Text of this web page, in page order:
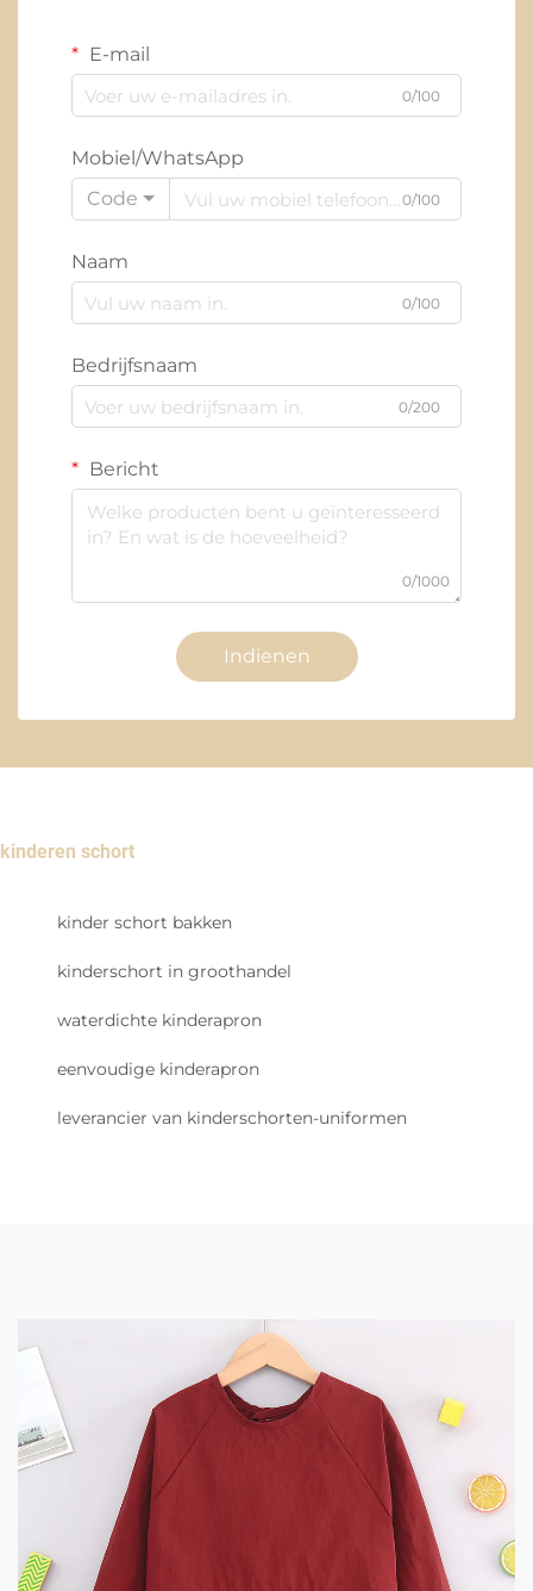
E-mail
0/100
Mobiel/WhatsApp
Code
0/100
Naam
0/100
Bedrijfsnaam
0/200
Bericht
0/1000
Indienen
kinderen schort
kinder schort bakken
kinderschort in groothandel
waterdichte kinderapron
eenvoudige kinderapron
leverancier van kinderschorten-uniformen